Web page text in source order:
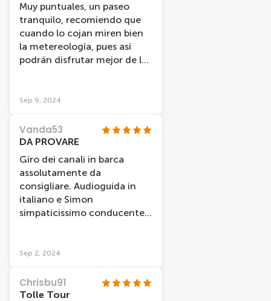
Muy puntuales, un paseo
tranquilo, recomiendo que
cuando lo cojan miren bien
la metereología, pues así
podrán disfrutar mejor de las
Sep 9, 2024
Vanda53
DA PROVARE
Giro dei canali in barca
assolutamente da
consigliare. Audioguida in
italiano e Simon
simpaticissimo conducente
durata è di un'ora ma ci è
Sep 2, 2024
Chrisbu91
Tolle Tour